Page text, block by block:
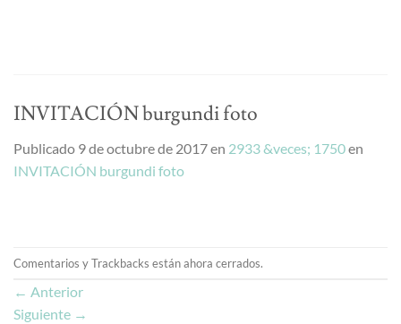
INVITACIÓN burgundi foto
Publicado 9 de octubre de 2017en 2933 &veces; 1750en
INVITACIÓN burgundi foto
Comentarios y Trackbacks están ahora cerrados.
← Anterior
Siguiente →